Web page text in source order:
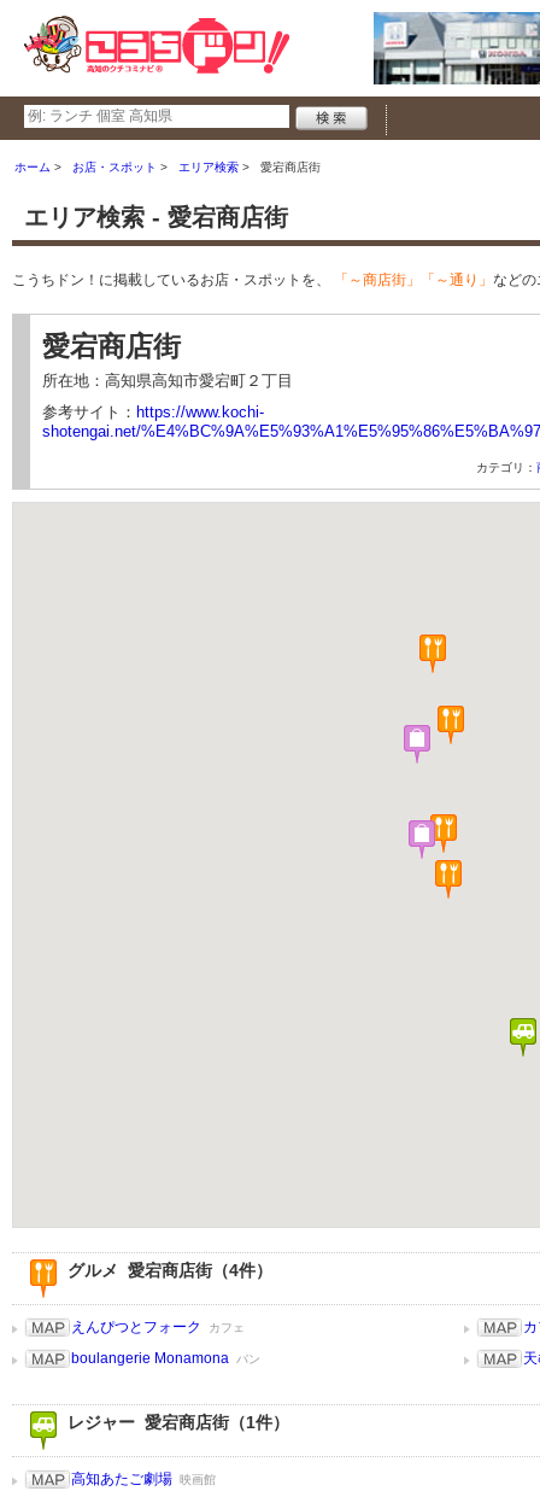
ホーム お店・スポット エリア検索 愛宕商店街
エリア検索 - 愛宕商店街
こうちドン！に掲載しているお店・スポットを、 「～商店街」「～通り」 などの
愛宕商店街
所在地：高知県高知市愛宕町２丁目
参考サイト： https://www.kochi-
shotengai.net/
カテゴリ：
グルメ 愛宕商店街（4件）
えんぴつとフォーク カフェ
boulangerie Monamona
パン
レジャー 愛宕商店街（1件）
高知あたご劇場 映画館